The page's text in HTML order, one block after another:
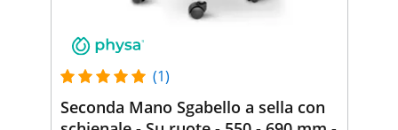
(1)
Seconda Mano Sgabello a sella con